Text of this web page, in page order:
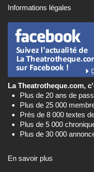
Informations légales
La Theatrotheque.com,
Plus de 20 ans de
Plus de 25 000
Près de 8 000 textes
Plus de 5 000
Plus de 30 000
En savoir plus